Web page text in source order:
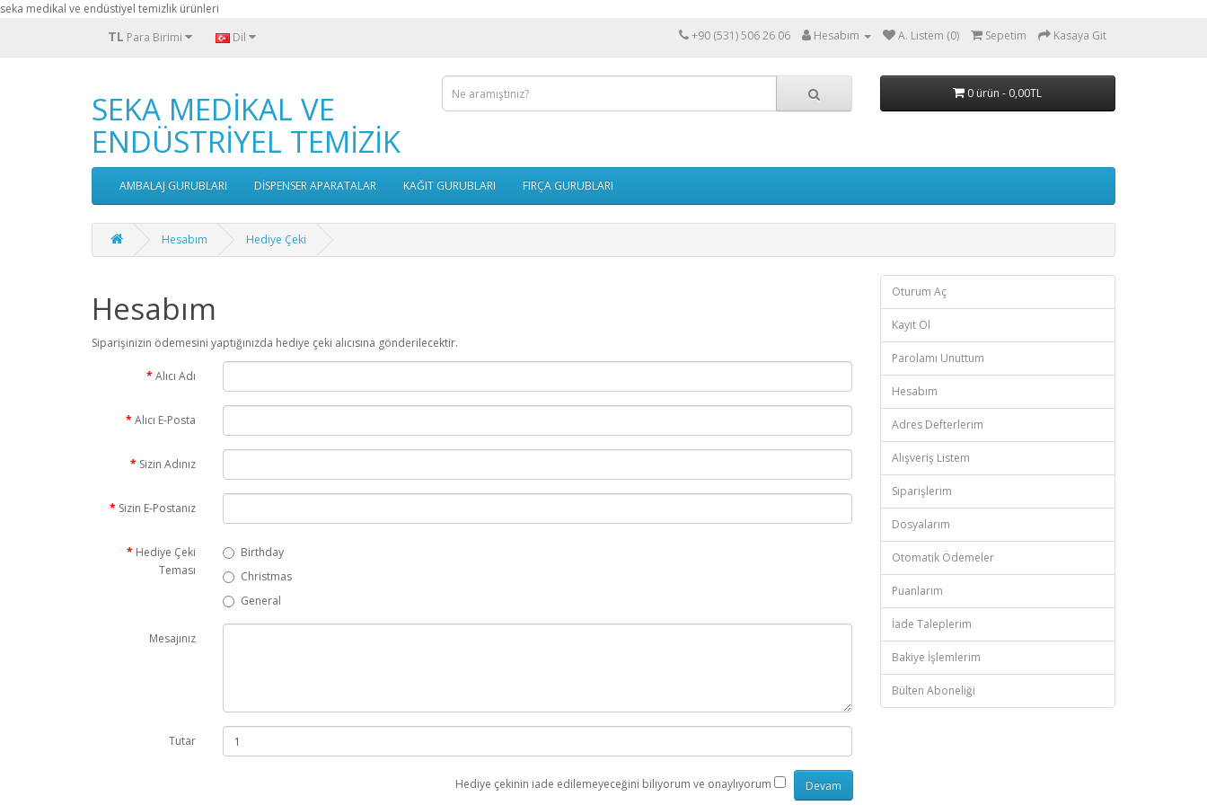
seka medikal ve endüstiyel temizlik ürünleri
TL Para Birimi Dil +90 (531) 506 26 06 Hesabım A. Listem (0) Sepetim Kasaya Git
SEKA MEDİKAL VE
ENDÜSTRİYEL TEMİZİK
0 ürün - 0,00TL
AMBALAJ GURUBLARI DİSPENSER APARATALAR KAĞIT GURUBLARI FIRÇA GURUBLARI
Hesabım Hediye Çeki
Hesabım
Siparişinizin ödemesini yaptığınızda hediye çeki alıcısına gönderilecektir.
Alıcı Adı
Alıcı E-Posta
Sizin Adınız
Sizin E-Postanız
Hediye Çeki
Teması
Birthday
Christmas
General
Mesajınız
Tutar
Hediye çekinin iade edilemeyeceğini biliyorum ve onaylıyorum
Oturum Aç
Kayıt Ol
Parolamı Unuttum
Hesabım
Adres Defterlerim
Alışveriş Listem
Siparişlerim
Dosyalarım
Otomatik Ödemeler
Puanlarım
İade Taleplerim
Bakiye İşlemlerim
Bülten Aboneliği